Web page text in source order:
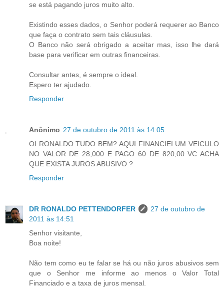
se está pagando juros muito alto.
Existindo esses dados, o Senhor poderá requerer ao Banco
que faça o contrato sem tais cláusulas.
O Banco não será obrigado a aceitar mas, isso lhe dará
base para verificar em outras financeiras.
Consultar antes, é sempre o ideal.
Espero ter ajudado.
Responder
Anônimo 27 de outubro de 2011 às 14:05
OI RONALDO TUDO BEM? AQUI FINANCIEI UM VEICULO
NO VALOR DE 28,000 E PAGO 60 DE 820,00 VC ACHA
QUE EXISTA JUROS ABUSIVO ?
Responder
DR RONALDO PETTENDORFER
27 de outubro de
2011 às 14:51
Senhor visitante,
Boa noite!
Não tem como eu te falar se há ou não juros abusivos sem
que o Senhor me informe ao menos o Valor Total
Financiado e a taxa de juros mensal.